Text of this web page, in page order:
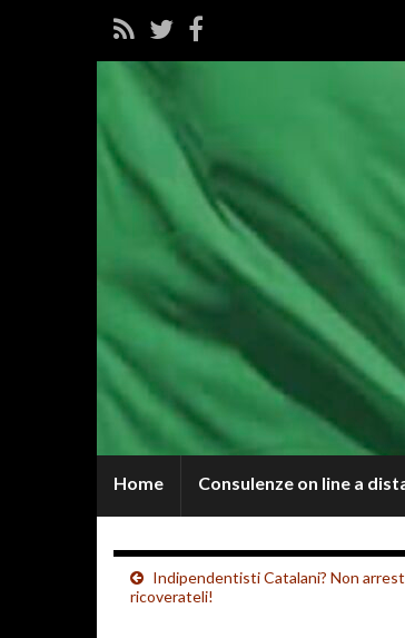
Home Consulenze on line a
Indipendentisti Catalani? Non
ricoverateli!